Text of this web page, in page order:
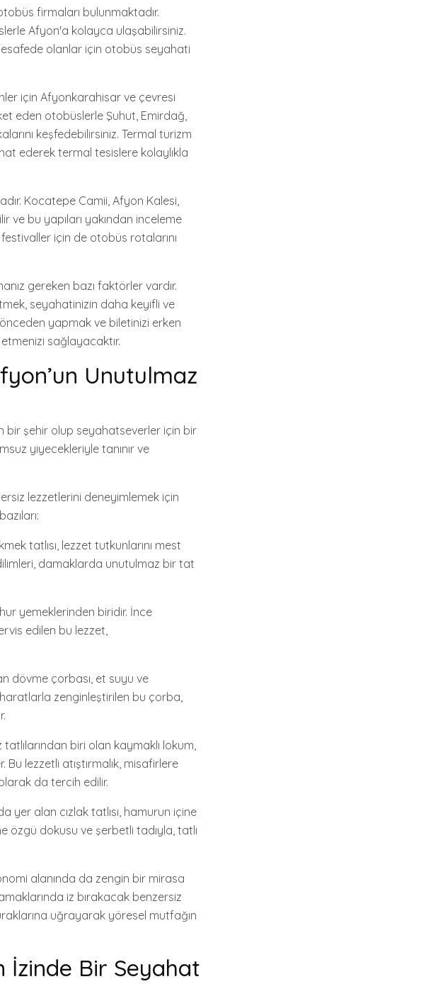
firmaları bulunmaktadır.
Afyon'a kolayca ulaşabilirsiniz.
olanlar için otobüs seyahati
için Afyonkarahisar ve çevresi
eden otobüslerle Şuhut, Emirdağ,
keşfedebilirsiniz. Termal turizm
ederek termal tesislere kolaylıkla
Kocatepe Camii, Afyon Kalesi,
bu yapıları yakından inceleme
için de otobüs rotalarını
gereken bazı faktörler vardır.
seyahatinizin daha keyifli ve
yapmak ve biletinizi erken
sağlayacaktır.
Unutulmaz
bir şehir olup seyahatseverler için bir
yiyecekleriyle tanınır ve
lezzetlerini deneyimlemek için
tatlısı, lezzet tutkunlarını mest
damaklarda unutulmaz bir tat
yemeklerinden biridir. İnce
edilen bu lezzet,
dövme çorbası, et suyu ve
zenginleştirilen bu çorba,
biri olan kaymaklı lokum,
lezzetli atıştırmalık, misafirlere
da tercih edilir.
yer alan cızlak tatlısı, hamurun içine
özgü dokusu ve şerbetli tadıyla, tatlı
alanında da zengin bir mirasa
iz bırakacak benzersiz
uğrayarak yöresel mutfağın
İzinde Bir Seyahat